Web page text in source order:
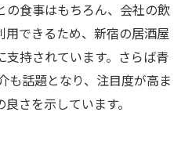
の食事はもちろん、会社の飲
できるため、新宿の居酒屋
持されています。さらば青
も話題となり、注目度が高ま
さを示しています。